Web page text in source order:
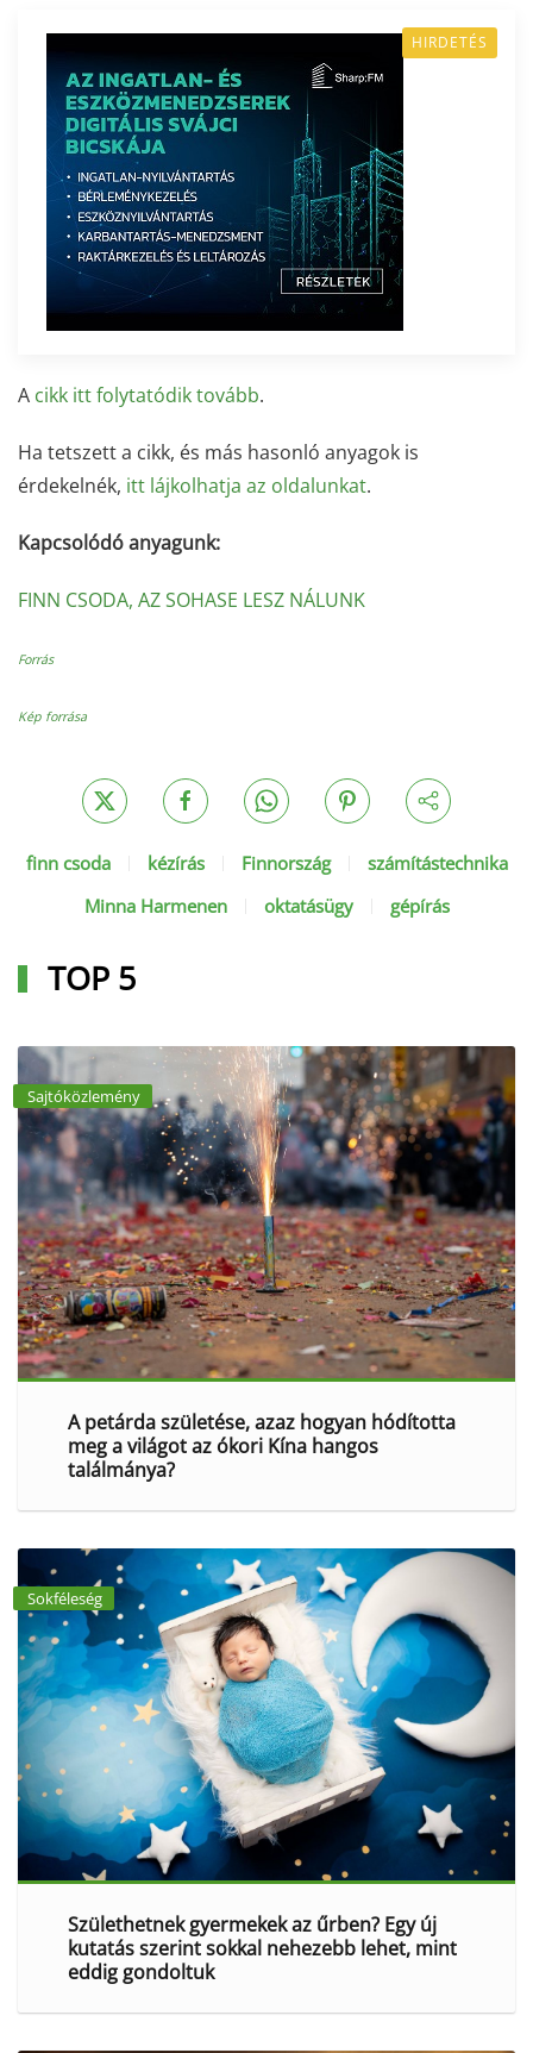
HIRDETÉS
A cikk itt folytatódik tovább.
Ha tetszett a cikk, és más hasonló anyagok is
érdekelnék, itt lájkolhatja az oldalunkat.
Kapcsolódó anyagunk:
FINN CSODA, AZ SOHASE LESZ NÁLUNK
Forrás
Kép forrása
finn csoda kézírás Finnország
számítástechnika
Minna Harmenen
oktatásügy gépírás
TOP 5
Sajtóközlemény
A petárda születése, azaz hogyan hódította
meg a világot az ókori Kína hangos
találmánya?
Sokféleség
Születhetnek gyermekek az űrben? Egy új
kutatás szerint sokkal nehezebb lehet, mint
eddig gondoltuk